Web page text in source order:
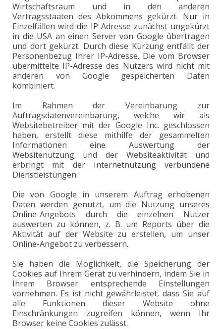
Wirtschaftsraum und in den anderen
Vertragsstaaten des Abkommens gekürzt. Nur in
Einzelfällen wird die IP-Adresse zunächst ungekürzt
in die USA an einen Server von Google übertragen
und dort gekürzt. Durch diese Kürzung entfällt der
Personenbezug Ihrer IP-Adresse. Die vom Browser
übermittelte IP-Adresse des Nutzers wird nicht mit
anderen von Google gespeicherten Daten
kombiniert.
Im Rahmen der Vereinbarung zur
Auftragsdatenvereinbarung, welche wir als
Websitebetreiber mit der Google Inc. geschlossen
haben, erstellt diese mithilfe der gesammelten
Informationen eine Auswertung der
Websitenutzung und der Websiteaktivität und
erbringt mit der Internetnutzung verbundene
Dienstleistungen.
Die von Google in unserem Auftrag erhobenen
Daten werden genutzt, um die Nutzung unseres
Online-Angebots durch die einzelnen Nutzer
auswerten zu können, z. B. um Reports über die
Aktivität auf der Website zu erstellen, um unser
Online-Angebot zu verbessern.
Sie haben die Möglichkeit, die Speicherung der
Cookies auf Ihrem Gerät zu verhindern, indem Sie in
Ihrem Browser entsprechende Einstellungen
vornehmen. Es ist nicht gewährleistet, dass Sie auf
alle Funktionen dieser Website ohne
Einschränkungen zugreifen können, wenn Ihr
Browser keine Cookies zulässt.